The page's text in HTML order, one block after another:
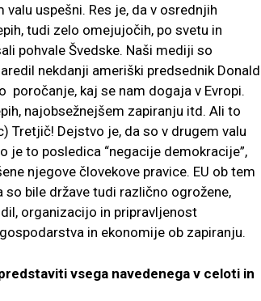
uspešni. Res je, da v osrednjih
tudi zelo omejujočih, po svetu in
pohvale Švedske. Naši mediji so
nekdanji ameriški predsednik Donald
poročanje, kaj se nam dogaja v Evropi.
najobsežnejšem zapiranju itd. Ali to
Tretjič! Dejstvo je, da so v drugem valu
je to posledica “negacije demokracije”,
njegove človekove pravice. EU ob tem
so bile države tudi različno ogrožene,
organizacijo in pripravljenost
in ekonomije ob zapiranju.
vsega navedenega v celoti in